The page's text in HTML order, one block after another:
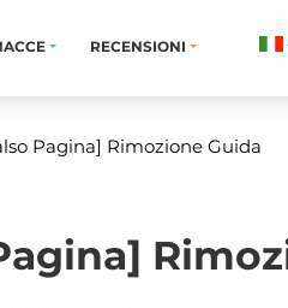
RECENSIONI
Pagina] Rimozione Guida